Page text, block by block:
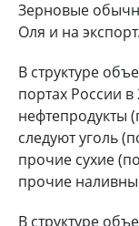
Зерновые
Оля и на экспорт.
В структуре
портах России
нефтепродукты
следуют уголь
прочие сухие
прочие
В структуре